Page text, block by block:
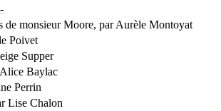
de monsieur Moore, par Aurèle Montoyat
Poivet
Supper
Baylac
Perrin
Lise Chalon